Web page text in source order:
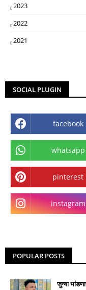
2023
2022
2021
SOCIAL PLUGIN
facebook
whatsapp
pinterest
instagram
POPULAR POSTS
जुन्या